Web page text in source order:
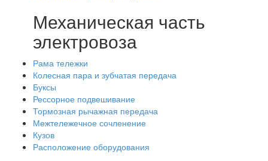
Механическая часть
электровоза
Рама тележки
Колесная пара и зубчатая передача
Буксы
Рессорное подвешивание
Тормозная рычажная передача
Межтележечное сочленение
Кузов
Расположение оборудования